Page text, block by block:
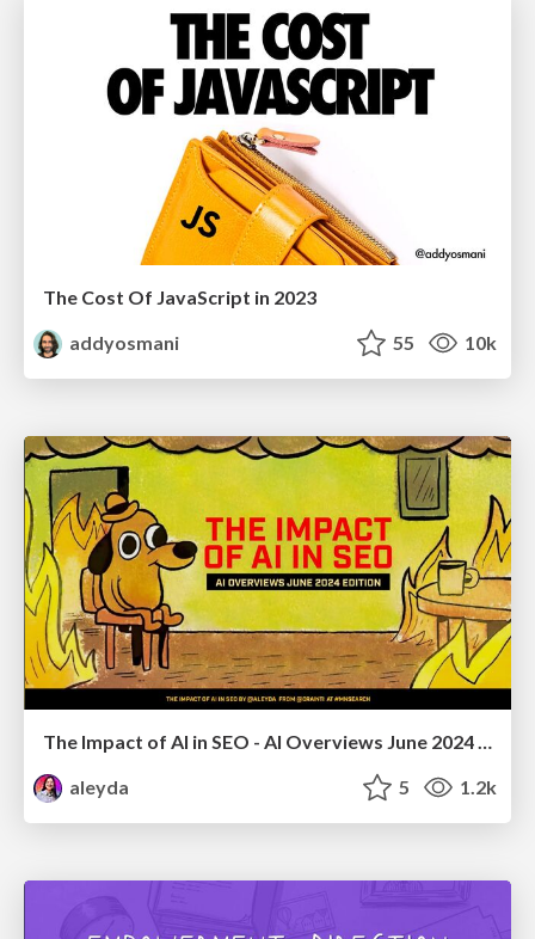
The Cost Of JavaScript in 2023
addyosmani
55 10k
The Impact of AI in SEO - AI Overviews June 2024 Edition
aleyda
5 1.2k